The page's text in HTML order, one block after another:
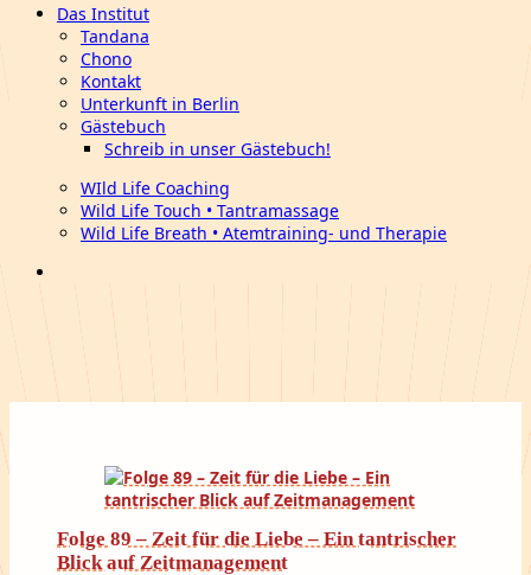
Das Institut
Tandana
Chono
Kontakt
Unterkunft in Berlin
Gästebuch
Schreib in unser Gästebuch!
WIld Life Coaching
Wild Life Touch • Tantramassage
Wild Life Breath • Atemtraining- und Therapie
Folge 89 – Zeit für die Liebe – Ein tantrischer
Blick auf Zeitmanagement